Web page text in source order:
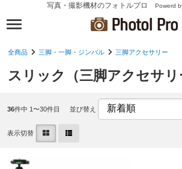
写真・撮影機材のフォトルプロ Powerd
全商品 三脚・一脚・ジンバル 三脚アクセサリー
スリック（三脚アクセサリ
36件中 1〜30件目 並び替え
表示切替